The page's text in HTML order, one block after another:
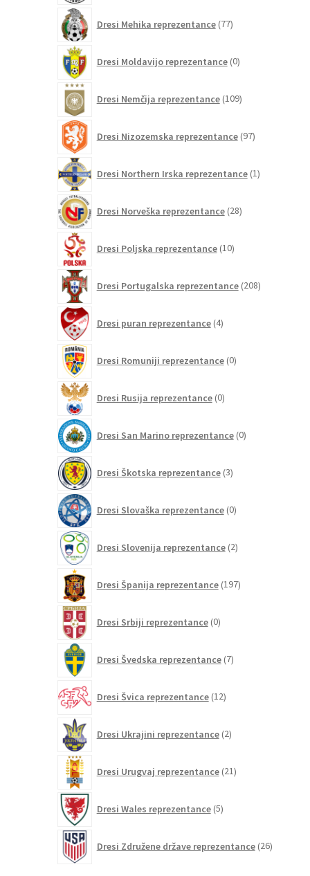
Dresi Mehika reprezentance 77izdelkov
Dresi Moldavijo reprezentance 0izdelkov
Dresi Nemčija reprezentance 109izdelkov
Dresi Nizozemska reprezentance 97izdelkov
Dresi Northern Irska reprezentance 1izdelek
Dresi Norveška reprezentance 28izdelkov
Dresi Poljska reprezentance 10izdelkov
Dresi Portugalska reprezentance 208izdelkov
Dresi puran reprezentance 4izdelki
Dresi Romuniji reprezentance 0izdelkov
Dresi Rusija reprezentance 0izdelkov
Dresi San Marino reprezentance 0izdelkov
Dresi Škotska reprezentance 3izdelki
Dresi Slovaška reprezentance 0izdelkov
Dresi Slovenija reprezentance 2izdelka
Dresi Španija reprezentance 197izdelkov
Dresi Srbiji reprezentance 0izdelkov
Dresi Švedska reprezentance 7izdelkov
Dresi Švica reprezentance 12izdelkov
Dresi Ukrajini reprezentance 2izdelka
Dresi Urugvaj reprezentance 21izdelkov
Dresi Wales reprezentance 5izdelkov
Dresi Združene države reprezentance 26izdelkov